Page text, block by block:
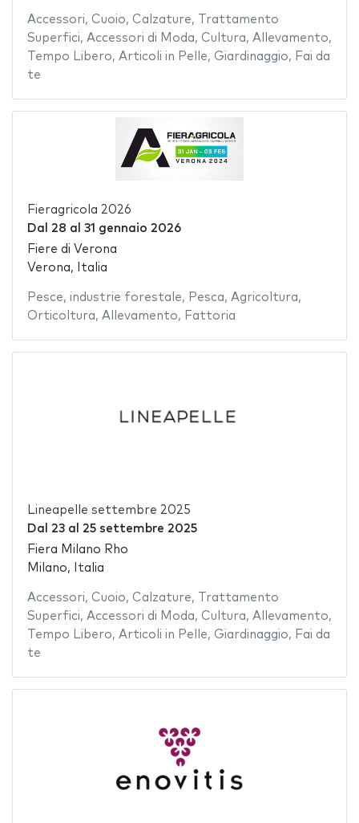
Accessori, Cuoio, Calzature,
Trattamento
Superfici, Accessori di Moda, Cultura, Allevamento,
Tempo Libero, Articoli in Pelle, Giardinaggio, Fai da
te
Fieragricola 2026
Dal 28 al 31 gennaio 2026
Fiere di Verona
Verona, Italia
Pesce, industrie forestale, Pesca, Agricoltura,
Orticoltura, Allevamento, Fattoria
Lineapelle settembre 2025
Dal 23al 25 settembre 2025
Fiera Milano Rho
Milano, Italia
Accessori, Cuoio, Calzature,
Trattamento
Superfici, Accessori di Moda, Cultura, Allevamento,
Tempo Libero, Articoli in Pelle, Giardinaggio, Fai da
te